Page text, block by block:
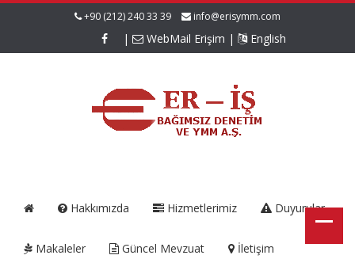
+90 (212) 240 33 39 info@erisymm.com
| WebMail Erişim | English
Hakkımızda Hizmetlerimiz Duyurular
Makaleler Güncel Mevzuat İletişim